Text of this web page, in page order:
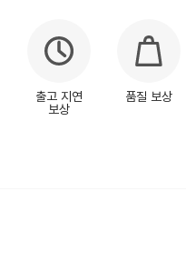
출고 지연
보상
품질 보상